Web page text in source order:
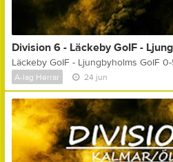
Division 6 - Läckeby GoIF -
A-lag Herrar 24 jun